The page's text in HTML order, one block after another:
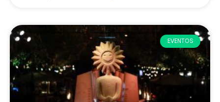
EVENTOS